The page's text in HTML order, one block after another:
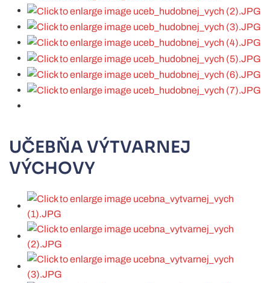
UČEBŇA VÝTVARNEJ
VÝCHOVY